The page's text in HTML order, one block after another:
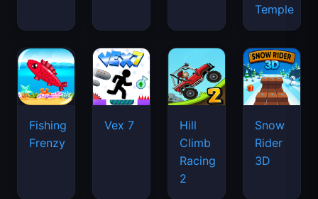
Temple
Fishing
Frenzy
Vex 7
Hill
Climb
Racing
2
Snow
Rider
3D